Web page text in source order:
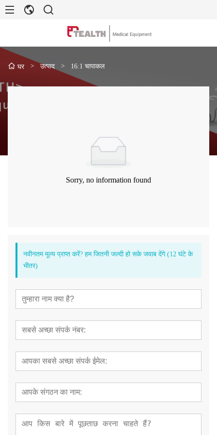
घर > उत्पाद > 16:1 चापाकल
Sorry, no information found
नवीनतम मूल्य प्राप्त करें? हम जितनी जल्दी हो सके जवाब देंगे (12 घंटे के
भीतर)